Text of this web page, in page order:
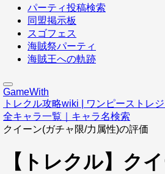
パーティ投稿検索
同盟掲示板
スゴフェス
海賊祭パーティ
海賊王への軌跡
GameWith
トレクル攻略wiki | ワンピーストレ
全キャラ一覧｜キャラ名検索
クイーン(ガチャ限/力属性)の評価
【トレクル】ク